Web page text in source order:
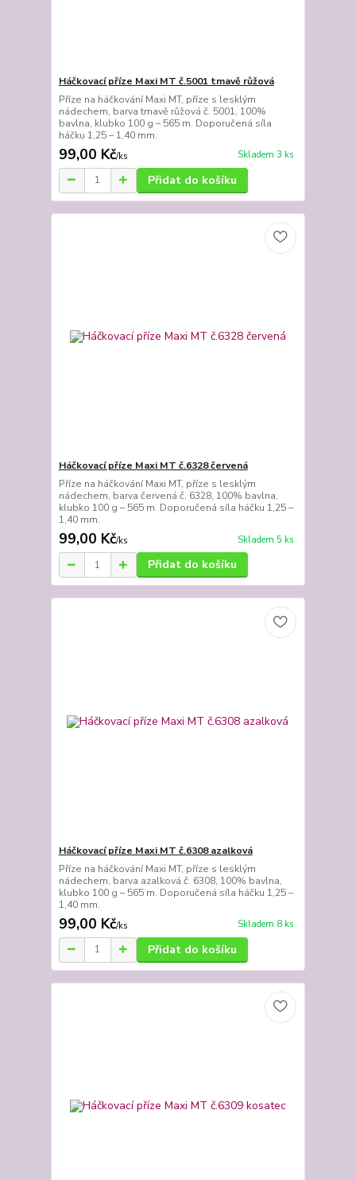
Háčkovací příze Maxi MT č.5001 tmavě růžová
Příze na háčkování Maxi MT, příze s lesklým
nádechem, barva tmavě růžová č. 5001, 100%
bavlna, klubko 100 g – 565 m. Doporučená síla
háčku 1,25 – 1,40 mm.
99,00 Kč/ks Skladem 3 ks
Přidat do košíku
Háčkovací příze Maxi MT č.6328 červená
Příze na háčkování Maxi MT, příze s lesklým
nádechem, barva červená č. 6328, 100% bavlna,
klubko 100 g – 565 m. Doporučená síla háčku 1,25 –
1,40 mm.
99,00 Kč/ks Skladem 5 ks
Přidat do košíku
Háčkovací příze Maxi MT č.6308 azalková
Příze na háčkování Maxi MT, příze s lesklým
nádechem, barva azalková č. 6308, 100% bavlna,
klubko 100 g – 565 m. Doporučená síla háčku 1,25 –
1,40 mm.
99,00 Kč/ks Skladem 8 ks
Přidat do košíku